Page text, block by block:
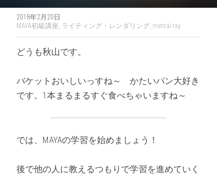
2018年2月20日 ·
MAYA初級講座, ライティング・レンダリング, mental ray
どうも秋山です。
バケットおいしいっすね～　かたいパン大好き
です。1本まるまるすぐ食べちゃいますね～
では、MAYAの学習を始めましょう！
後で他の人に教えるつもりで学習を進めていく